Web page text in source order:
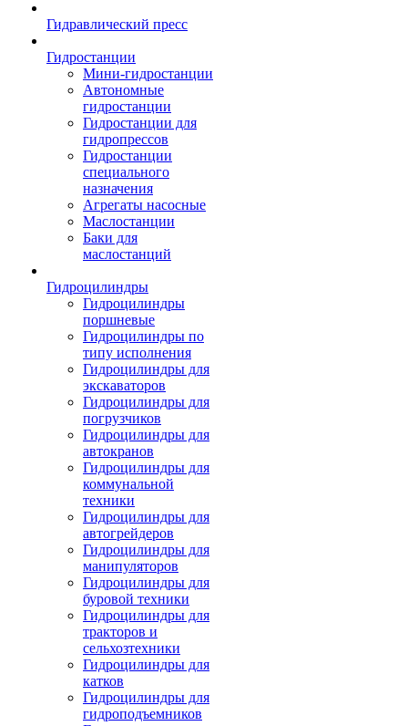
Гидравлический пресс
Гидростанции
Мини-гидростанции
Автономные
гидростанции
Гидростанции для
гидропрессов
Гидростанции
специального
назначения
Агрегаты насосные
Маслостанции
Баки для
маслостанций
Гидроцилиндры
Гидроцилиндры
поршневые
Гидроцилиндры по
типу исполнения
Гидроцилиндры для
экскаваторов
Гидроцилиндры для
погрузчиков
Гидроцилиндры для
автокранов
Гидроцилиндры для
коммунальной
техники
Гидроцилиндры для
автогрейдеров
Гидроцилиндры для
манипуляторов
Гидроцилиндры для
буровой техники
Гидроцилиндры для
тракторов и
сельхозтехники
Гидроцилиндры для
катков
Гидроцилиндры для
гидроподъемников